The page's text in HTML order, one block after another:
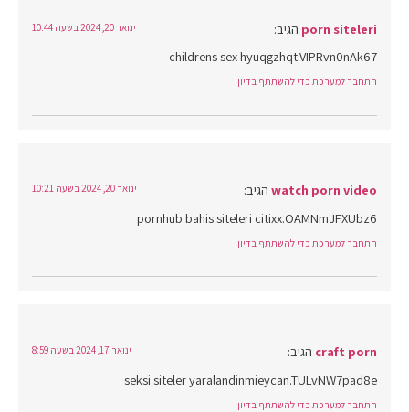
porn siteleri הגיב: ינואר 20, 2024 בשעה 10:44
childrens sex hyuqgzhqt.VIPRvn0nAk67
התחבר למערכת כדי להשתתף בדיון
watch porn video הגיב: ינואר 20, 2024 בשעה 10:21
pornhub bahis siteleri citixx.OAMNmJFXUbz6
התחבר למערכת כדי להשתתף בדיון
craft porn הגיב: ינואר 17, 2024 בשעה 8:59
seksi siteler yaralandinmieycan.TULvNW7pad8e
התחבר למערכת כדי להשתתף בדיון